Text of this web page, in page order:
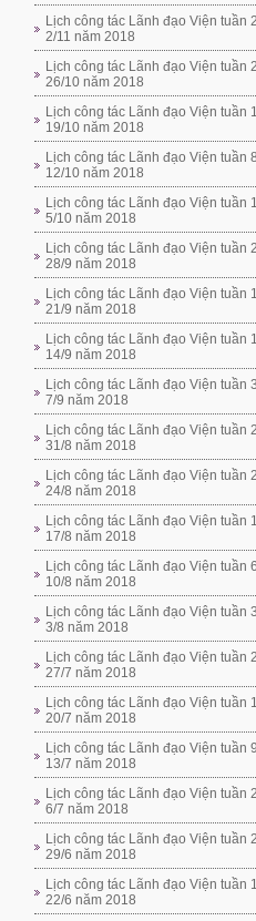
Lịch công tác Lãnh đạo Viện tuần
2/11 năm 2018
Lịch công tác Lãnh đạo Viện tuần
26/10 năm 2018
Lịch công tác Lãnh đạo Viện tuần
19/10 năm 2018
Lịch công tác Lãnh đạo Viện tuần
12/10 năm 2018
Lịch công tác Lãnh đạo Viện tuần
5/10 năm 2018
Lịch công tác Lãnh đạo Viện tuần
28/9 năm 2018
Lịch công tác Lãnh đạo Viện tuần
21/9 năm 2018
Lịch công tác Lãnh đạo Viện tuần
14/9 năm 2018
Lịch công tác Lãnh đạo Viện tuần
7/9 năm 2018
Lịch công tác Lãnh đạo Viện tuần
31/8 năm 2018
Lịch công tác Lãnh đạo Viện tuần
24/8 năm 2018
Lịch công tác Lãnh đạo Viện tuần
17/8 năm 2018
Lịch công tác Lãnh đạo Viện tuần
10/8 năm 2018
Lịch công tác Lãnh đạo Viện tuần
3/8 năm 2018
Lịch công tác Lãnh đạo Viện tuần
27/7 năm 2018
Lịch công tác Lãnh đạo Viện tuần
20/7 năm 2018
Lịch công tác Lãnh đạo Viện tuần
13/7 năm 2018
Lịch công tác Lãnh đạo Viện tuần
6/7 năm 2018
Lịch công tác Lãnh đạo Viện tuần
29/6 năm 2018
Lịch công tác Lãnh đạo Viện tuần
22/6 năm 2018